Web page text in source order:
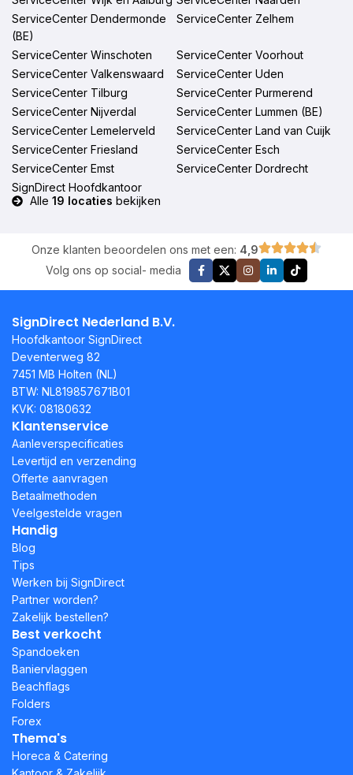
ServiceCenter Dendermonde
(BE)
ServiceCenter Zelhem
ServiceCenter Winschoten
ServiceCenter Voorhout
ServiceCenter Valkenswaard
ServiceCenter Uden
ServiceCenter Tilburg
ServiceCenter Purmerend
ServiceCenter Nijverdal
ServiceCenter Lummen (BE)
ServiceCenter Lemelerveld
ServiceCenter Land van Cuijk
ServiceCenter Friesland
ServiceCenter Esch
ServiceCenter Emst
ServiceCenter Dordrecht
SignDirect Hoofdkantoor
Alle 19 locaties bekijken
Onze klanten beoordelen ons met een: 4,9
Volg ons op social- media
SignDirect Nederland B.V.
Hoofdkantoor SignDirect
Deventerweg 82
7451 MB Holten (NL)
BTW: NL819857671B01
KVK: 08180632
Klantenservice
Aanleverspecificaties
Levertijd en verzending
Offerte aanvragen
Betaalmethoden
Veelgestelde vragen
Handig
Blog
Tips
Werken bij SignDirect
Partner worden?
Zakelijk bestellen?
Best verkocht
Spandoeken
Baniervlaggen
Beachflags
Folders
Forex
Thema's
Horeca & Catering